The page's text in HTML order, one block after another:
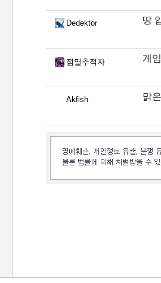
Dedektor 땅
점멸추적자 게
Akfish 맑